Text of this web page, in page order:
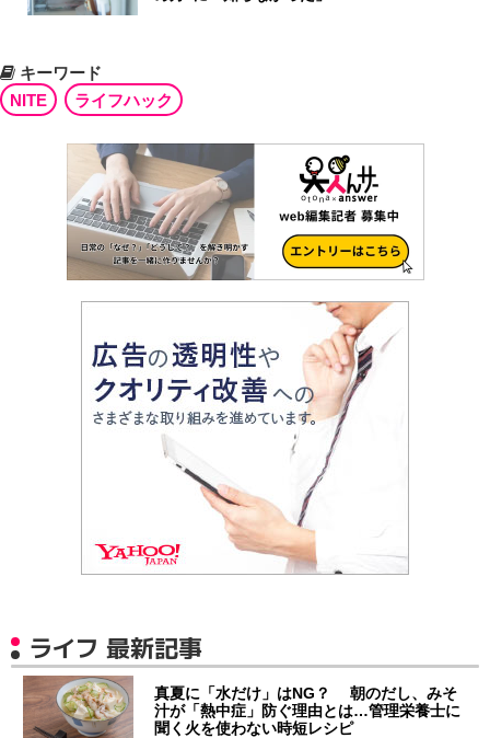
キーワード
NITE
ライフハック
ライフ 最新記事
真夏に「水だけ」はNG？ 朝のだし、みそ
汁が「熱中症」防ぐ理由とは…管理栄養士に
聞く火を使わない時短レシピ